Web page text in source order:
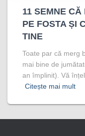
11 SEMNE
PE FOSTA ȘI
TINE
Toate par că merg
mai bine de
an împlinit). Vă
Citește mai mult